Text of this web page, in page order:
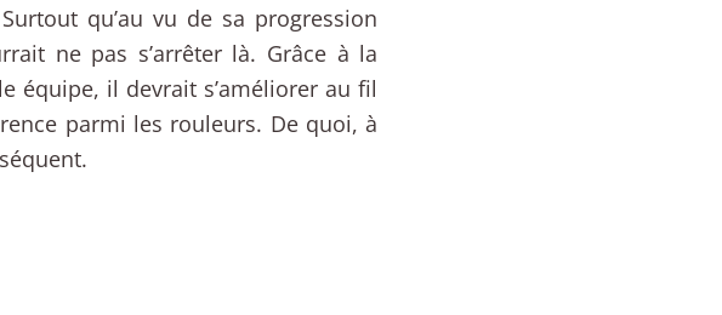
qu’au vu de sa progression
ne pas s’arrêter là. Grâce à la
équipe, il devrait s’améliorer au fil
parmi les rouleurs. De quoi, à